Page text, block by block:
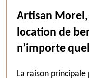
Artisan Morel,
location de
n’importe
La raison